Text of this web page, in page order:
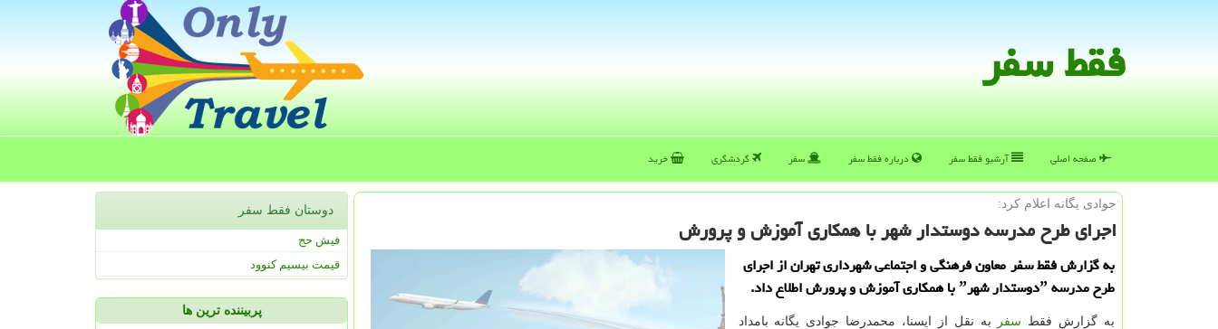
فقط سفر
صفحه اصلی آرشیو فقط سفر درباره فقط سفر سفر گردشگری خرید
جوادی یگانه اعلام كرد:
اجرای طرح مدرسه دوستدار شهر با همكاری آموزش و پرورش
به گزارش فقط سفر معاون فرهنگی و اجتماعی شهرداری تهران از اجرای
طرح مدرسه ˮدوستدار شهرˮ با همكاری آموزش و پرورش اطلاع داد.
به گزارش فقط سفر
به نقل از ایسنا، محمدرضا جوادی یگانه بامداد
دوستان فقط سفر
فیش حج
قیمت بیسیم کنوود
پربیننده ترین ها